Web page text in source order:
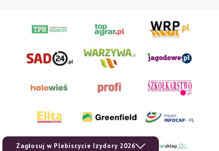
Zagłosuj w Plebiscycie Izydory 2026